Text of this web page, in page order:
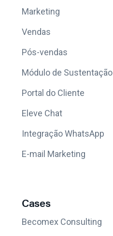
Marketing
Vendas
Pós-vendas
Módulo de Sustentação
Portal do Cliente
Eleve Chat
Integração WhatsApp
E-mail Marketing
Cases
Becomex Consulting